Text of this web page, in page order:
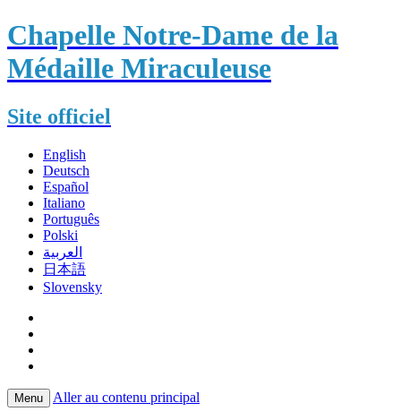
Chapelle Notre-Dame de la
Médaille Miraculeuse
Site officiel
English
Deutsch
Español
Italiano
Português
Polski
العربية
日本語
Slovensky
Menu Aller au contenu principal